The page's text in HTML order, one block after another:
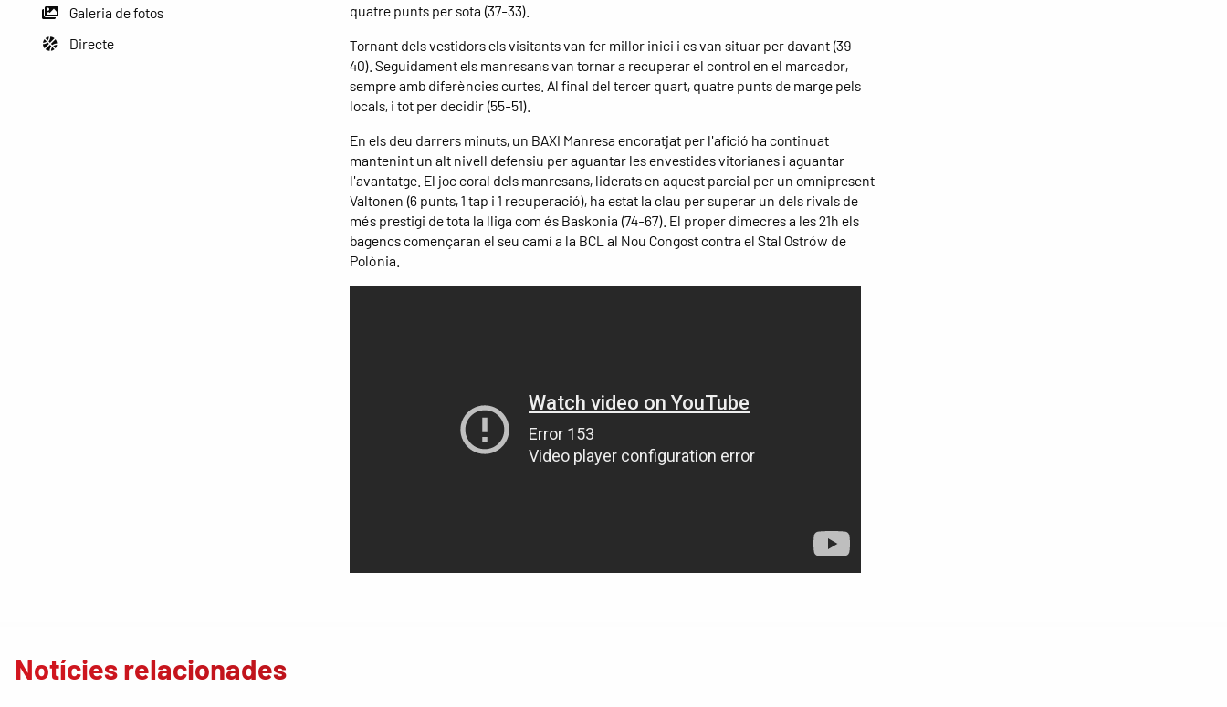
Galeria de fotos
Directe
quatre punts per sota (37-33).
Tornant dels vestidors els visitants van fer millor inici i es van situar per davant (39-
40). Seguidament els manresans van tornar a recuperar el control en el marcador,
sempre amb diferències curtes. Al final del tercer quart, quatre punts de marge pels
locals, i tot per decidir (55-51).
En els deu darrers minuts, un BAXI Manresa encoratjat per l'afició ha continuat
mantenint un alt nivell defensiu per aguantar les envestides vitorianes i aguantar
l'avantatge. El joc coral dels manresans, liderats en aquest parcial per un omnipresent
Valtonen (6 punts, 1 tap i 1 recuperació), ha estat la clau per superar un dels rivals de
més prestigi de tota la lliga com és Baskonia (74-67). El proper dimecres a les 21h els
bagencs començaran el seu camí a la BCL al Nou Congost contra el Stal Ostrów de
Polònia.
Notícies relacionades